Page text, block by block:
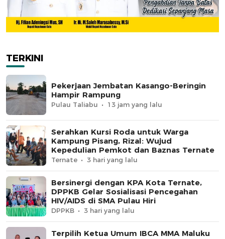
TERKINI
Pekerjaan Jembatan Kasango-Beringin
Hampir Rampung
Pulau Taliabu 13 jam yang lalu
Serahkan Kursi Roda untuk Warga
Kampung Pisang, Rizal: Wujud
Kepedulian Pemkot dan Baznas Ternate
Ternate 3 hari yang lalu
Bersinergi dengan KPA Kota Ternate,
DPPKB Gelar Sosialisasi Pencegahan
HIV/AIDS di SMA Pulau Hiri
DPPKB 3 hari yang lalu
Terpilih Ketua Umum IBCA MMA Maluku